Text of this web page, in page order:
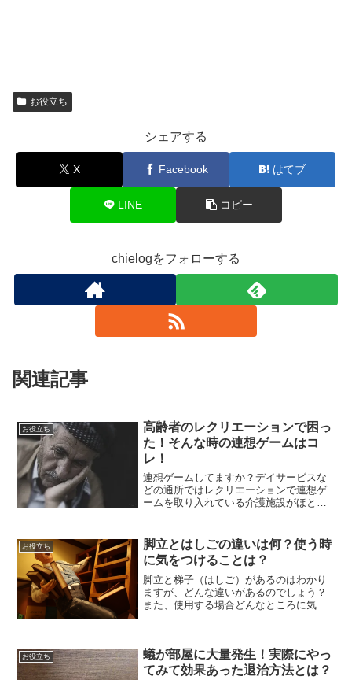
お役立ち
シェアする
X Facebook はてブ
LINE コピー
chielogをフォローする
関連記事
お役立ち
高齢者のレクリエーションで困っ
た！そんな時の連想ゲームはコ
レ！
連想ゲームしてますか？デイサービスな
どの通所ではレクリエーションで連想ゲ
ームを取り入れている介護施設がほとん
今回は簡単にできる連想ゲームの増やし
方を紹介します。レクリエ...
お役立ち
脚立とはしごの違いは何？使う時
に気をつけることは？
脚立と梯子（はしご）があるのはわかり
ますが、どんな違いがあるのでしょう？
また、使用する場合どんなところに気を
した。^^;今回は、生活...
お役立ち
蟻が部屋に大量発生！実際にやっ
てみて効果あった退治方法とは？